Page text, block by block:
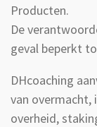
Producten.
De
geval beperkt
DHcoaching
van overmacht,
overheid,